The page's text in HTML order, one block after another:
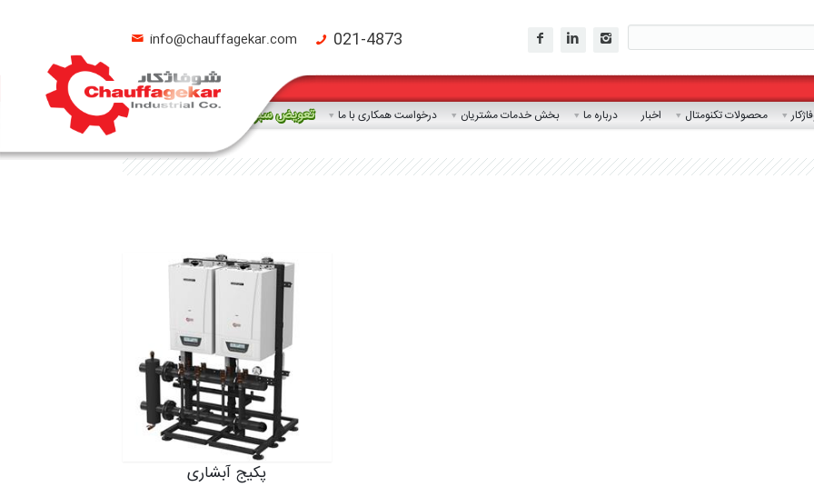
info@chauffagekar.com 021-4873
محصولات تکنومتال اخبار درباره ما بخش خدمات مشتریان درخواست همکاری با ما تعویض سبز
پکیج آبشاری